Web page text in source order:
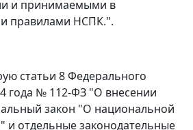
и принимаемыми в
правилами НСПК.".
статьи 8 Федерального
года № 112-ФЗ "О внесении
закон "О национальной
и отдельные законодательные